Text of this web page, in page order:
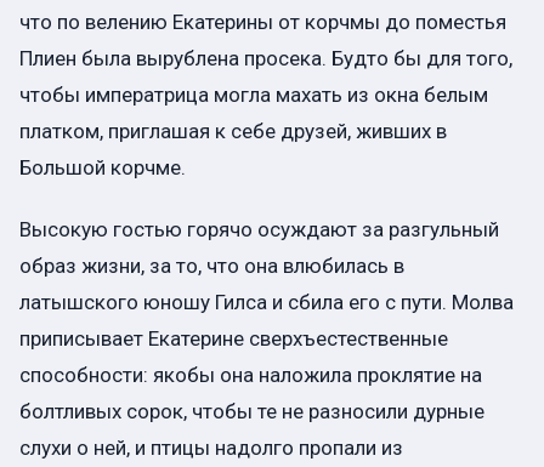
что по велению Екатерины от корчмы до поместья
Плиен была вырублена просека. Будто бы для того,
чтобы императрица могла махать из окна белым
платком, приглашая к себе друзей, живших в
Большой корчме.
Высокую гостью горячо осуждают за разгульный
образ жизни, за то, что она влюбилась в
латышского юношу Гилса и сбила его с пути. Молва
приписывает Екатерине сверхъестественные
способности: якобы она наложила проклятие на
болтливых сорок, чтобы те не разносили дурные
слухи о ней, и птицы надолго пропали из